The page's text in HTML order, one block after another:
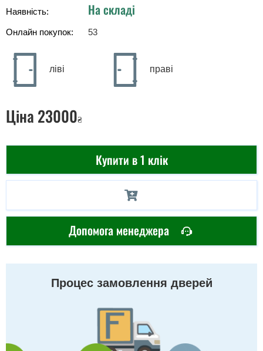
Наявність: На складі
Онлайн покупок: 53
ліві праві
Ціна 23000₴
Купити в 1 клік
Допомога менеджера
Процес замовлення дверей